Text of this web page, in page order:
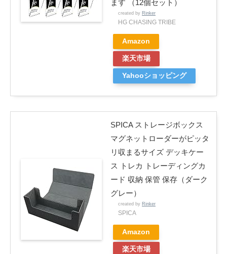
ます （12個セット）
created by Rinker
HG CHASING TRIBE
Amazon
楽天市場
Yahooショッピング
SPICA ストレージボックス
マグネットローダーがピッタ
リ収まるサイズ デッキケー
ス トレカ トレーディングカ
ード 収納 保管 保存（ダーク
グレー）
created by Rinker
SPICA
Amazon
楽天市場